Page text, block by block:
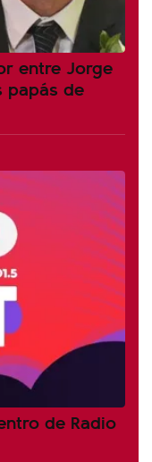
entre Jorge
papás de
de Radio